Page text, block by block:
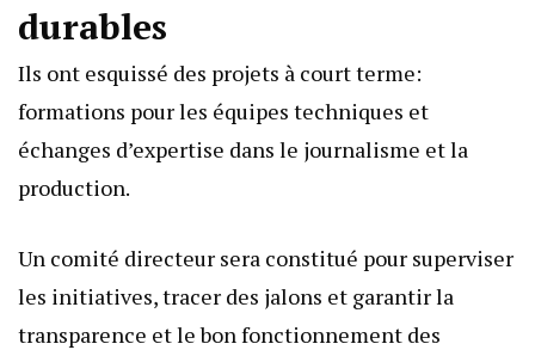
durables
Ils ont esquissé des projets à court terme:
formations pour les équipes techniques et
échanges d’expertise dans le journalisme et la
production.
Un comité directeur sera constitué pour superviser
les initiatives, tracer des jalons et garantir la
transparence et le bon fonctionnement des